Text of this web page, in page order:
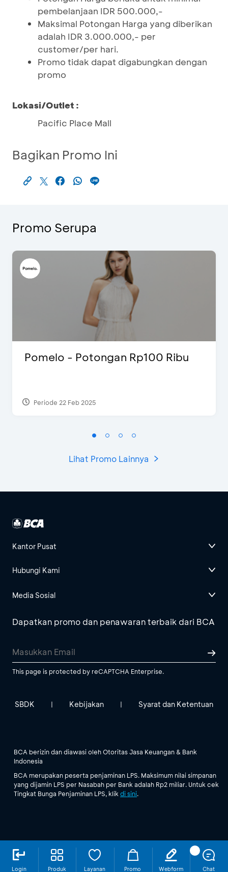
Login Produk Layanan Promo Webform Chat
pembelanjaan IDR 500.000,-
Maksimal Potongan Harga yang diberikan
adalah IDR 3.000.000,- per
customer/per hari.
Promo tidak dapat digabungkan dengan
promo
Lokasi/Outlet :
Pacific Place Mall
Bagikan Promo Ini
Promo Serupa
Pomelo - Potongan Rp100 Ribu
Periode 22 Feb 2025
Lihat Promo Lainnya
Kantor Pusat
Hubungi Kami
Media Sosial
Dapatkan promo dan penawaran terbaik dari BCA
This page is protected by reCAPTCHA Enterprise.
SBDK | Kebijakan | Syarat dan Ketentuan
BCA berizin dan diawasi oleh Otoritas Jasa Keuangan & Bank
Indonesia
BCA merupakan peserta penjaminan LPS. Maksimum nilai simpanan
yang dijamin LPS per Nasabah per Bank adalah Rp2 miliar. Untuk cek
Tingkat Bunga Penjaminan LPS, klik di sini.